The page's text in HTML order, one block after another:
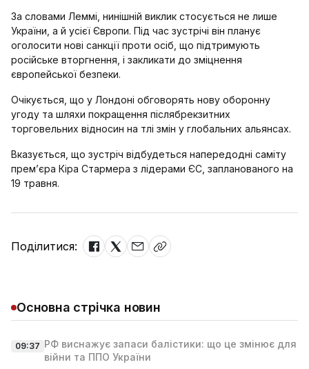
За словами Леммі, нинішній виклик стосується не лише
України, а й усієї Європи. Під час зустрічі він планує
оголосити нові санкції проти осіб, що підтримують
російське вторгнення, і закликати до зміцнення
європейської безпеки.
Очікується, що у Лондоні обговорять нову оборонну
угоду та шляхи покращення післябрекзитних
торговельних відносин на тлі змін у глобальних альянсах.
Вказується, що зустріч відбудеться напередодні саміту
прем’єра Кіра Стармера з лідерами ЄС, запланованого на
19 травня.
Поділитися:
Основна стрічка новин
09:37 РФ виснажує запаси балістики: що це змінює для
війни та ППО України